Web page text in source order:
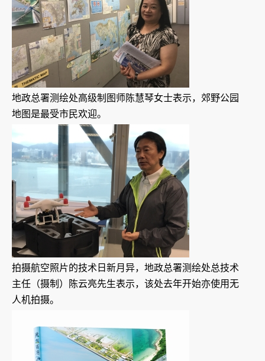
地政总署测绘处高级制图师陈慧琴女士表示，郊野公园
地图是最受市民欢迎。
拍摄航空照片的技术日新月异，地政总署测绘处总技术
主任（摄制）陈云亮先生表示，该处去年开始亦使用无
人机拍摄。